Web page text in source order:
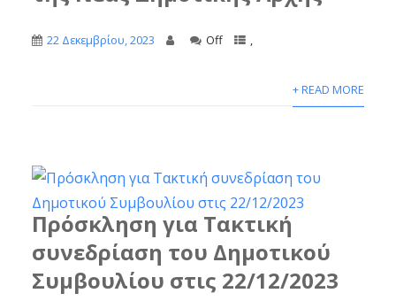
22 Δεκεμβρίου, 2023 Off ,
+ READ MORE
Πρόσκληση για Τακτική
συνεδρίαση του Δημοτικού
Συμβουλίου στις 22/12/2023